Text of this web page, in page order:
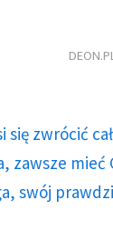
się zwrócić
zawsze
swój